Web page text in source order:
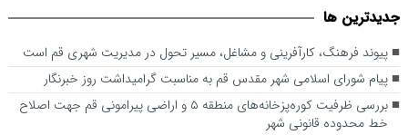
اصلاح خط محدوده قانونی شهر
جديدترين ها
پیوند فرهنگ، کارآفرینی و مشاغل، مسیر تحول در مدیریت شهری قم است
پیام شورای اسلامی شهر مقدس قم به مناسبت گرامیداشت روز خبرنگار
بررسی ظرفیت کوره‌پزخانه‌های منطقه ۵ و اراضی پیرامونی قم جهت اصلاح
خط محدوده قانونی شهر